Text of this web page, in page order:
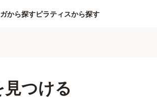
から探すピラティスから探す
つける